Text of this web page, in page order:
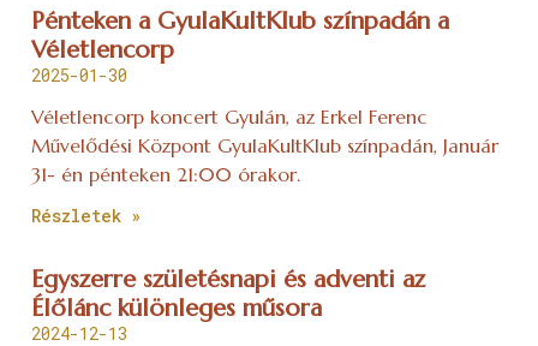
Pénteken a GyulaKultKlub színpadán a
Véletlencorp
2025-01-30
Véletlencorp koncert Gyulán, az Erkel Ferenc
Művelődési Központ GyulaKultKlub színpadán, Január
31- én pénteken 21:00 órakor.
Részletek »
Egyszerre születésnapi és adventi az
Élőlánc különleges műsora
2024-12-13